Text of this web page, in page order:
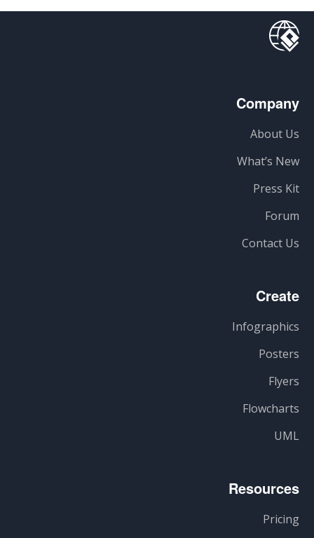
Company
About Us
What’s New
Press Kit
Forum
Contact Us
Create
Infographics
Posters
Flyers
Flowcharts
UML
Resources
Pricing